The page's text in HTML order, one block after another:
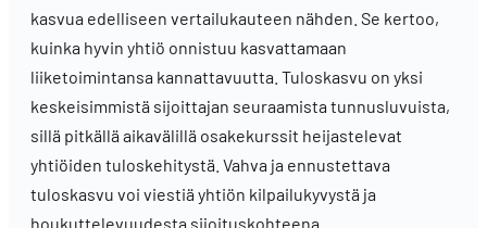
kasvua edelliseen vertailukauteen nähden. Se kertoo,
kuinka hyvin yhtiö onnistuu kasvattamaan
liiketoimintansa kannattavuutta. Tuloskasvu on yksi
keskeisimmistä sijoittajan seuraamista tunnusluvuista,
sillä pitkällä aikavälillä osakekurssit heijastelevat
yhtiöiden tuloskehitystä. Vahva ja ennustettava
tuloskasvu voi viestiä yhtiön kilpailukyvystä ja
houkuttelevuudesta sijoituskohteena.